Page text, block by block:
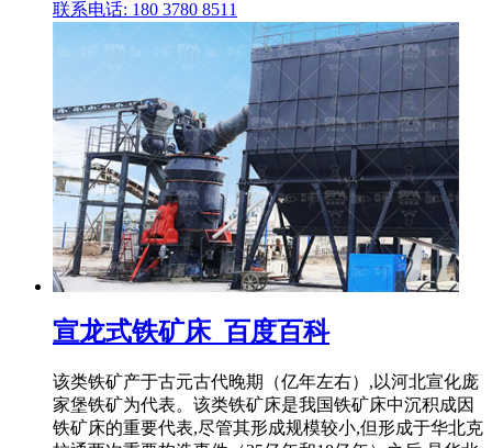
联系电话: 180 3780 8511
宣龙式铁矿床_百度百科
该类铁矿产于古元古代晚期（亿年左右）,以河北宣化庞
家堡铁矿为代表。该类铁矿床是我国铁矿床中沉积成因
铁矿床的重要代表,尽管其形成规模较小,但形成于华北克